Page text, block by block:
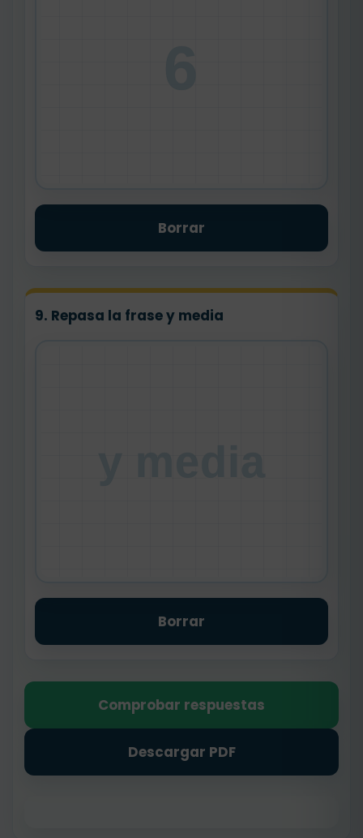
Borrar
9. Repasa la frase y media
Borrar
Comprobar respuestas
Descargar PDF